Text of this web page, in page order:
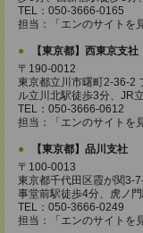
TEL：050-3666-0165
担当：「エンのサイトを
【東京都】西東京支社
〒190-0012
東京都立川市曙町2-36-2
ル立川北駅徒歩3分、JR
TEL：050-3666-0612
担当：「エンのサイトを
【東京都】品川支社
〒100-0013
東京都千代田区霞が関3-
事堂前駅徒歩4分、虎ノ
TEL：050-3666-0249
担当：「エンのサイトを